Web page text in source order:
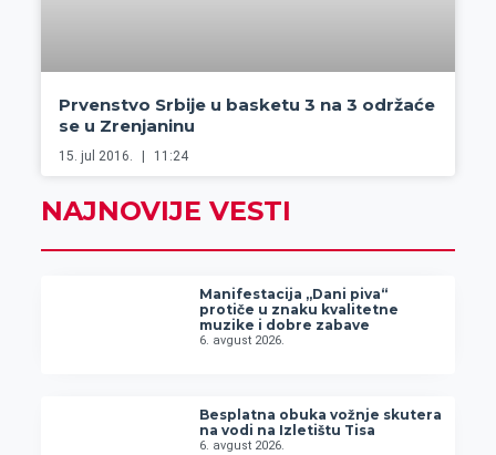
Prvenstvo Srbije u basketu 3 na 3 održaće
se u Zrenjaninu
15. jul 2016. 11:24
NAJNOVIJE VESTI
Manifestacija „Dani piva“
protiče u znaku kvalitetne
muzike i dobre zabave
6. avgust 2026.
Besplatna obuka vožnje skutera
na vodi na Izletištu Tisa
6. avgust 2026.